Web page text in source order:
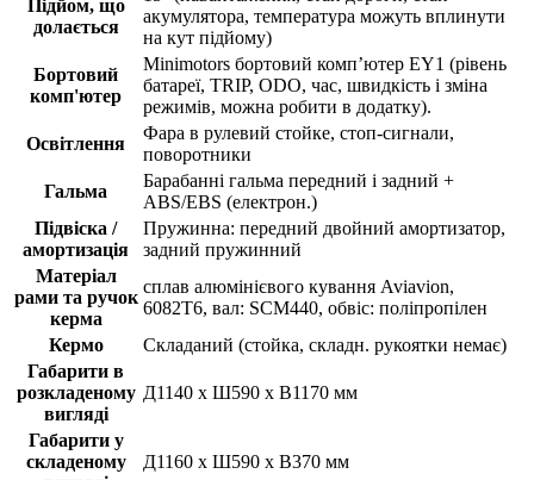
Підйом, що
долається
акумулятора, температура можуть вплинути
на кут підйому)
Бортовий
комп'ютер
Minimotors бортовий комп’ютер EY1 (рівень
батареї, TRIP, ODO, час, швидкість і зміна
режимів, можна робити в додатку).
Освітлення
Фара в рулевий стойке, стоп-сигнали,
поворотники
Гальма
Барабанні гальма передний і задний +
ABS/EBS (електрон.)
Підвіска /
амортизація
Пружинна: передний двойний амортизатор,
задний пружинний
Матеріал
рами та ручок
керма
сплав алюмінієвого кування Aviavion,
6082T6, вал: SCM440, обвіс: поліпропілен
Кермо
Складаний (стойка, складн. рукоятки немає)
Габарити в
розкладеному
вигляді
Д1140 х Ш590 х В1170 мм
Габарити у
складеному
Д1160 х Ш590 х В370 мм